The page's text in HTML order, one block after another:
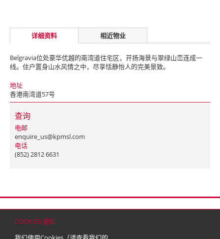
COOKIES 通知
详细资料 相近物业
Belgravia位处豪华优越的南湾道住宅区，开扬海景与翠绿山峦连成一
线。住户置身山水风情之中，尽享恬静怡人的完美景致。
地址
香港南湾道57号
查询
电邮
enquire_us@kpmsl.com
电话
(852) 2812 6631
© 2026 嘉里建设有限公司 (于百慕达注册成立之有限公司)